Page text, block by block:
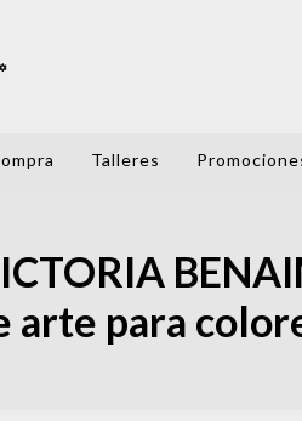
Talleres
arte para